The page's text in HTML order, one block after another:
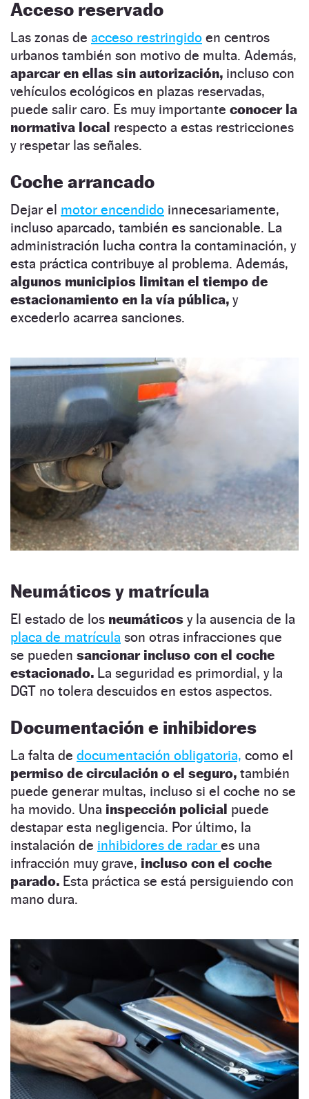
Acceso reservado
Las zonas de acceso restringido en centros
urbanos también son motivo de multa. Además,
aparcar en ellas sin autorización, incluso con
vehículos ecológicos en plazas reservadas,
puede salir caro. Es muy importante conocer la
normativa local respecto a estas restricciones
y respetar las señales.
Coche arrancado
Dejar el motor encendido innecesariamente,
incluso aparcado, también es sancionable. La
administración lucha contra la contaminación, y
esta práctica contribuye al problema. Además,
algunos municipios limitan el tiempo de
estacionamiento en la vía pública, y
excederlo acarrea sanciones.
Neumáticos y matrícula
El estado de los neumáticos y la ausencia de la
placa de matrícula son otras infracciones que
se pueden sancionar incluso con el coche
estacionado. La seguridad es primordial, y la
DGT no tolera descuidos en estos aspectos.
Documentación e inhibidores
La falta de documentación obligatoria, como el
permiso de circulación o el seguro, también
puede generar multas, incluso si el coche no se
ha movido. Una inspección policial puede
destapar esta negligencia. Por último, la
instalación de inhibidores de radar es una
infracción muy grave, incluso con el coche
parado. Esta práctica se está persiguiendo con
mano dura.